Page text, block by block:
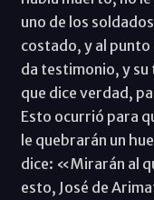
uno de los
costado, y al punto
da testimonio, y su
que dice verdad,
Esto ocurrió para
le quebrarán un
dice: «Mirarán al
esto, José de